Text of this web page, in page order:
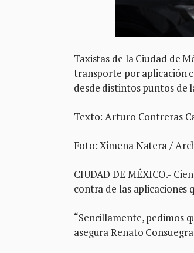
Taxistas de la Ciudad de
transporte por aplicación
desde distintos puntos de
Texto: Arturo Contreras
Foto: Ximena Natera /
CIUDAD DE MÉXICO.-
contra de las aplicaciones
“Sencillamente, pedimos
asegura Renato